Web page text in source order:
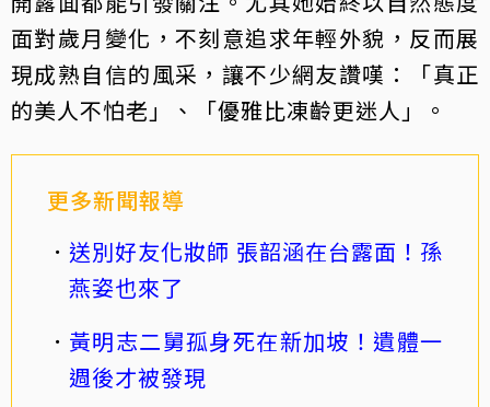
面對歲月變化，不刻意追求年輕外貌，反而展
現成熟自信的風采，讓不少網友讚嘆：「真正
的美人不怕老」、「優雅比凍齡更迷人」。
更多新聞報導
送別好友化妝師 張韶涵在台露面！孫
燕姿也來了
黃明志二舅孤身死在新加坡！遺體一
週後才被發現